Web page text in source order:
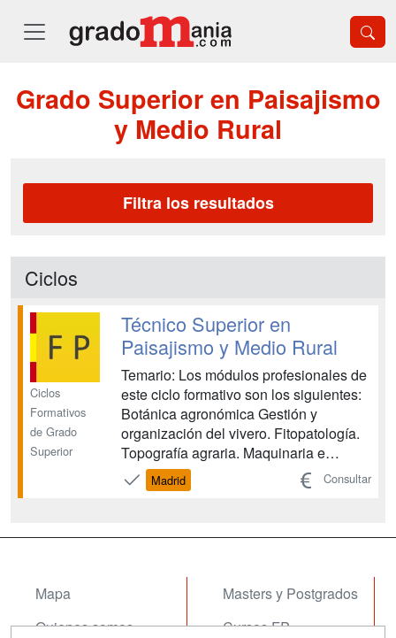
Grado Superior en Paisajismo
y Medio Rural
Filtra los resultados
Ciclos
Ciclos
Formativos
de Grado
Superior
Técnico Superior en
Paisajismo y Medio Rural
Temario: Los módulos profesionales de
este ciclo formativo son los siguientes:
Botánica agronómica Gestión y
organización del vivero. Fitopatología.
Topografía agraria. Maquinaria e
instalaciones agroforestales.
Planificación de cultivos. Gestión de
Madrid Consultar
Mapa
Quienes somos
Masters y Postgrados
Cursos FP